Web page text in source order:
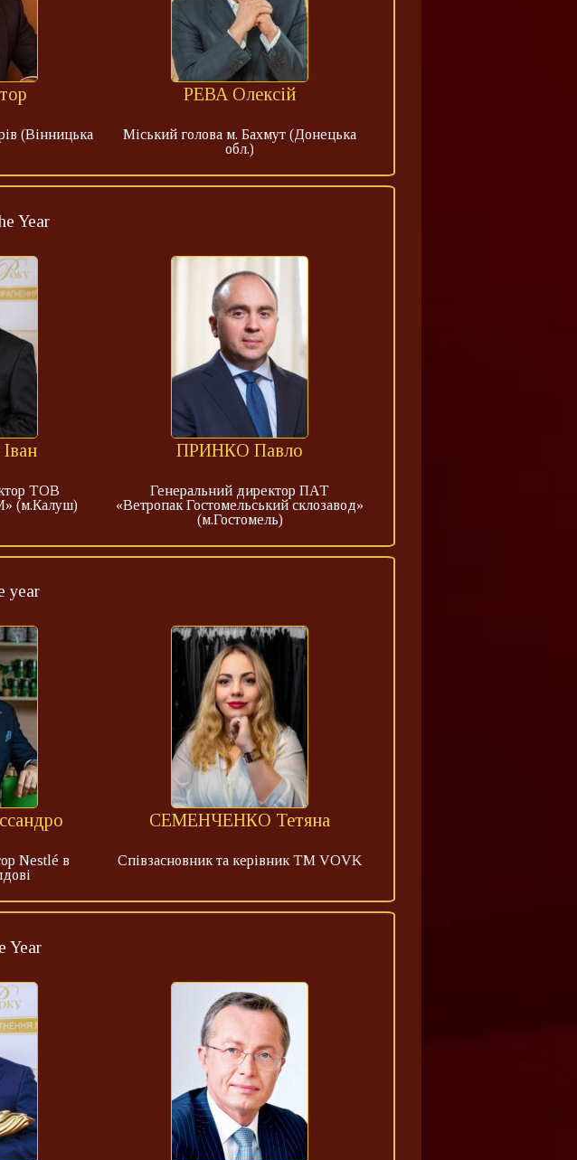
(Вінницька
РЕВА Олексій
Міський голова м. Бахмут (Донецька
обл.)
Year
ТОВ
(м.Калуш)
ПРИНКО Павло
Генеральний директор ПАТ
«Ветропак Гостомельський склозавод»
(м.Гостомель)
year
Nestlé в
СЕМЕНЧЕНКО Тетяна
Співзасновник та керівник ТМ VOVK
Year